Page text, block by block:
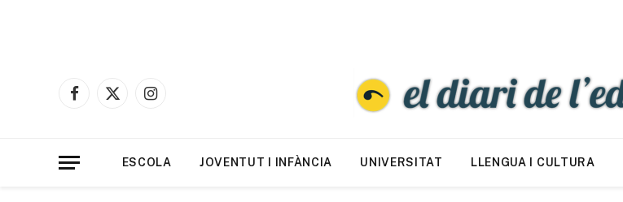
Facebook
X
Instagram
ESCOLA JOVENTUT I INFÀNCIA UNIVERSITAT LLENGUA I CULTURA